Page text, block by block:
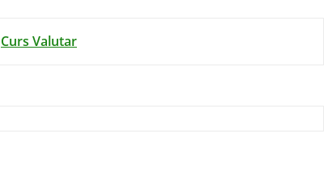
Curs Valutar